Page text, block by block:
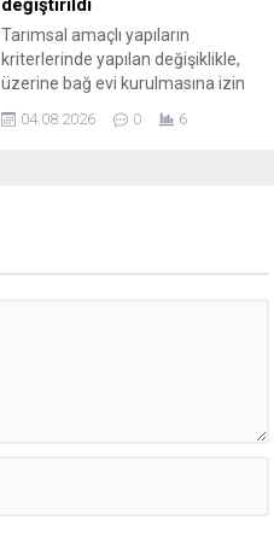
değiştirildi
Tarımsal amaçlı yapıların
kriterlerinde yapılan değişiklikle,
üzerine bağ evi kurulmasına izin
asgari büyüklük şartı 5 hektardan 2
04.08.2026 0 6